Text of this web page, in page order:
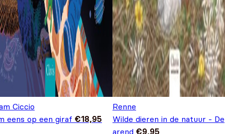
Ciccio
eens op een giraf €18,95
Renne
Wilde dieren in de natuur - De
arend €9,95